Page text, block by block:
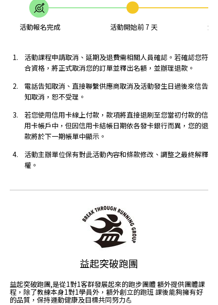
活動報名完成 活動開始前 7 天 活
活動課程申請取消、延期及退費需相關人員確認。若確認您符
合資格，將正式取消您的訂單並釋出名額，並辦理退款。
電話告知取消、直接聯繫供應商取消及活動發生日過後來信告
知取消，恕不受理。
若您使用信用卡線上付款，款項將直接退刷至您當初付款的信
用卡帳戶中，但因信用卡結帳日期依各發卡銀行而異，您的退
款將於下一期帳單中顯示。
活動主辦單位保有對此活動內容和條款修改、調整之最終解釋
權。
益起突破跑團
益起突破跑團,是從1對1客群發展起來的跑步團體 額外提供團體課
程，除了教練本身1對1學員外，額外創立的跑班 課後能夠擁有好
的品質，保持運動健康及目標共同努力💪